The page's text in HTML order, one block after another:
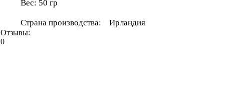
Вес: 50 гр
Страна производства: Ирландия
Отзывы:
0